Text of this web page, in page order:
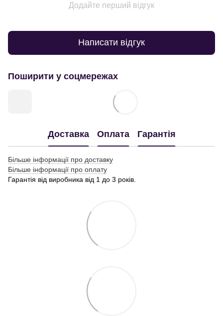
Додайте перший відгук
Написати відгук
Поширити у соцмережах
Доставка Оплата Гарантія
Більше інформації про доставку
Більше інформації про оплату
Гарантія від виробника від 1 до 3 років.